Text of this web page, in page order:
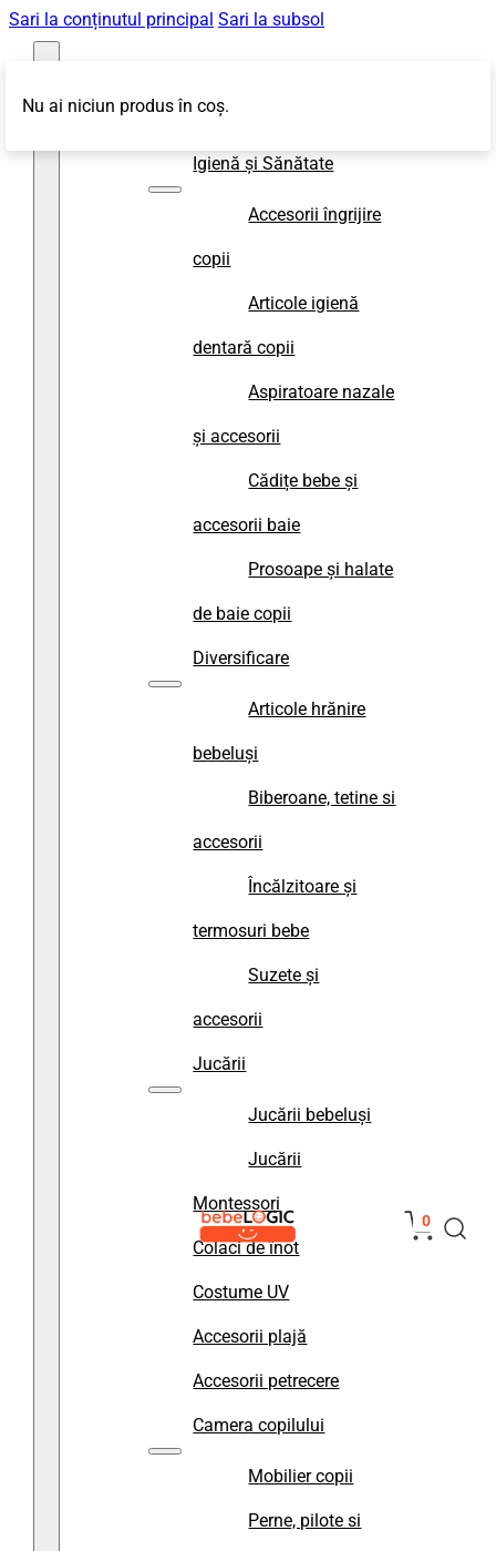
Sari la conținutul principal Sari la subsol
Igienă și Sănătate
Accesorii îngrijire
copii
Articole igienă
dentară copii
Aspiratoare nazale
și accesorii
Cădițe bebe și
accesorii baie
Prosoape și halate
de baie copii
Diversificare
Articole hrănire
bebeluși
Biberoane, tetine si
accesorii
Încălzitoare și
termosuri bebe
Suzete și
accesorii
Jucării
Jucării bebeluși
Jucării
Montessori
Colaci de înot
Costume UV
Accesorii plajă
Accesorii petrecere
Camera copilului
Mobilier copii
Perne, pilote si
0
Nu ai niciun produs în coș.